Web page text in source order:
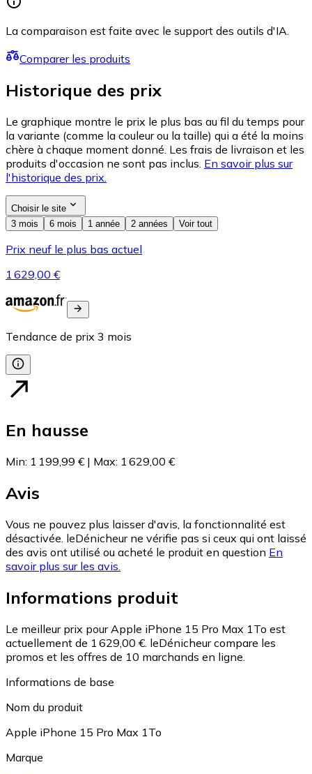
La comparaison est faite avec le support des outils d'IA.
Comparer les produits
Historique des prix
Le graphique montre le prix le plus bas au fil du temps pour
la variante (comme la couleur ou la taille) qui a été la moins
chère à chaque moment donné. Les frais de livraison et les
produits d'occasion ne sont pas inclus. En savoir plus sur
l'historique des prix.
Choisir le site
3 mois
6 mois 1 année 2 années Voir tout
Prix neuf le plus bas actuel
1 629,00 €
Tendance de prix 3 mois
En hausse
Min: 1 199,99 € | Max: 1 629,00 €
Avis
Vous ne pouvez plus laisser d'avis, la fonctionnalité est
désactivée. leDénicheur ne vérifie pas si ceux qui ont laissé
des avis ont utilisé ou acheté le produit en question En
savoir plus sur les avis.
Informations produit
Le meilleur prix pour Apple iPhone 15 Pro Max 1To est
actuellement de 1 629,00 €. leDénicheur compare les
promos et les offres de 10 marchands en ligne.
Informations de base
Nom du produit
Apple iPhone 15 Pro Max 1To
Marque